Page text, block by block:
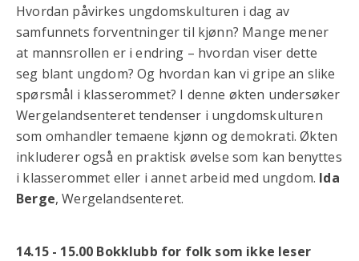
Hvordan påvirkes ungdomskulturen i dag av
samfunnets forventninger til kjønn? Mange mener
at mannsrollen er i endring – hvordan viser dette
seg blant ungdom? Og hvordan kan vi gripe an slike
spørsmål i klasserommet? I denne økten undersøker
Wergelandsenteret tendenser i ungdomskulturen
som omhandler temaene kjønn og demokrati. Økten
inkluderer også en praktisk øvelse som kan benyttes
i klasserommet eller i annet arbeid med ungdom. Ida
Berge, Wergelandsenteret.
14.15 - 15.00 Bokklubb for folk som ikke leser